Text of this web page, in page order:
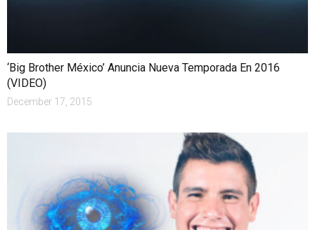
‘Big Brother México’ Anuncia Nueva Temporada En 2016
(VIDEO)
December 17, 2015